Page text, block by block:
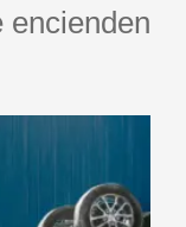
encienden